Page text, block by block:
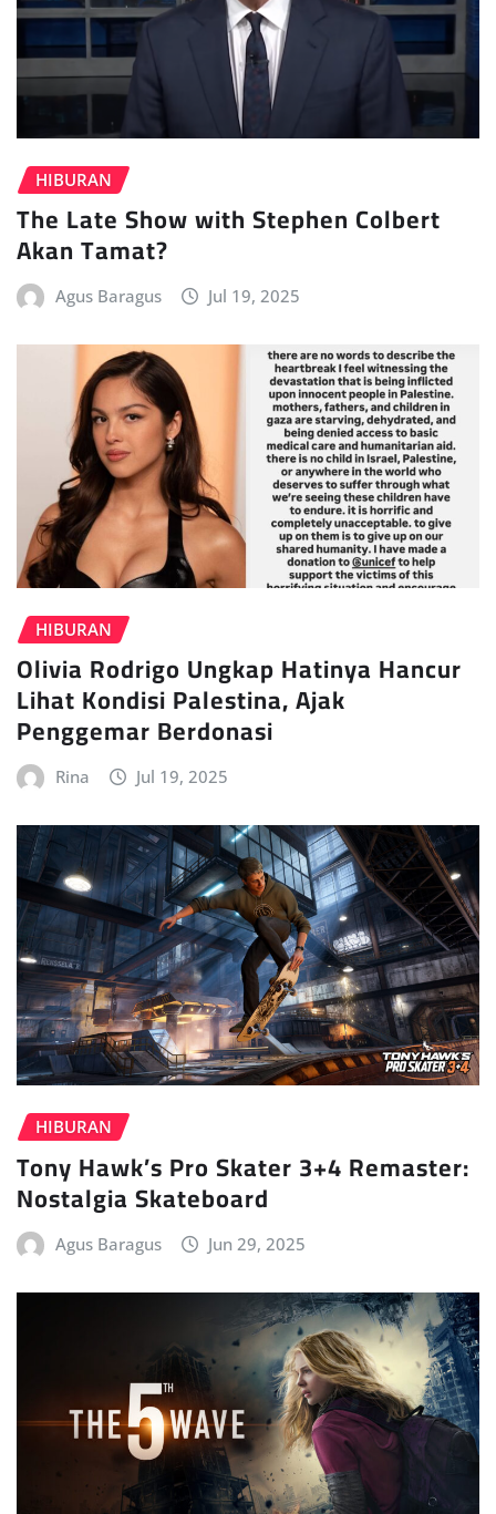
HIBURAN
The Late Show with Stephen Colbert
Akan Tamat?
Agus Baragus Jul 19, 2025
HIBURAN
Olivia Rodrigo Ungkap Hatinya Hancur
Lihat Kondisi Palestina, Ajak
Penggemar Berdonasi
Rina Jul 19, 2025
HIBURAN
Tony Hawk’s Pro Skater 3+4 Remaster:
Nostalgia Skateboard
Agus Baragus Jun 29, 2025